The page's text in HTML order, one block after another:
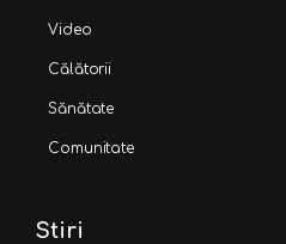
Video
Călătorii
Sănătate
Comunitate
Stiri